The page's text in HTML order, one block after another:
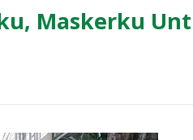
Maskerku